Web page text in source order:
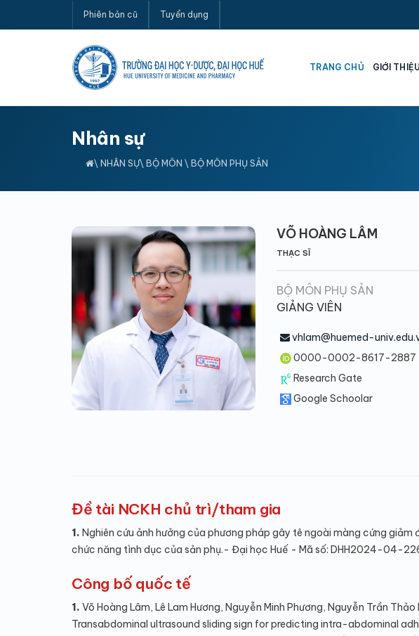
Phiên bản cũ Tuyển dụng
TRANG CHỦ GIỚI
Nhân sự
\ NHÂN SỰ\ BỘ MÔN \ BỘ MÔN PHỤ SẢN
VÕ HOÀNG LÂM
THẠC SĨ
BỘ MÔN PHỤ SẢN
GIẢNG VIÊN
vhlam@huemed-
0000-0002-8617-2887
Research Gate
Google Schoolar
Đề tài NCKH chủ trì/tham gia
1. Nghiên cứu ảnh hưởng của phương pháp gây tê ngoài màng cứng
chức năng tình dục của sản phụ.- Đại học Huế - Mã số: DHH2024-04-
Công bố quốc tế
1. Võ Hoàng Lâm, Lê Lam Hương, Nguyễn Minh Phương, Nguyễn Trần
Transabdominal ultrasound sliding sign for predicting intra-abdominal